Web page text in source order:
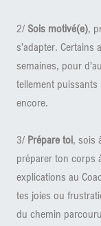
2/ Sois motivé(e),
s’adapter.
semaines, pour
tellement puissants
encore.
3/ Prépare toi, sois
préparer ton corps
explications au
tes joies ou
du chemin parcouru